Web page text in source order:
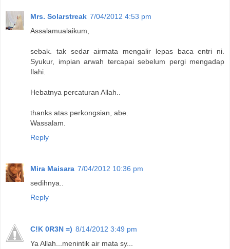
Mrs. Solarstreak 7/04/2012 4:53 pm
Assalamualaikum,
sebak. tak sedar airmata mengalir lepas baca entri ni.
Syukur, impian arwah tercapai sebelum pergi mengadap
Ilahi.
Hebatnya percaturan Allah..
thanks atas perkongsian, abe.
Wassalam.
Reply
Mira Maisara 7/04/2012 10:36 pm
sedihnya..
Reply
C!K 0R3N =) 8/14/2012 3:49 pm
Ya Allah...menintik air mata sy...